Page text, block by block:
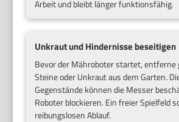
Arbeit und bleibt länger funktionsfähig.
Unkraut und Hindernisse beseitigen
Bevor der Mähroboter startet, entferne
Steine oder Unkraut aus dem Garten.
Gegenstände können die Messer
Roboter blockieren. Ein freier Spielfeld
reibungslosen Ablauf.